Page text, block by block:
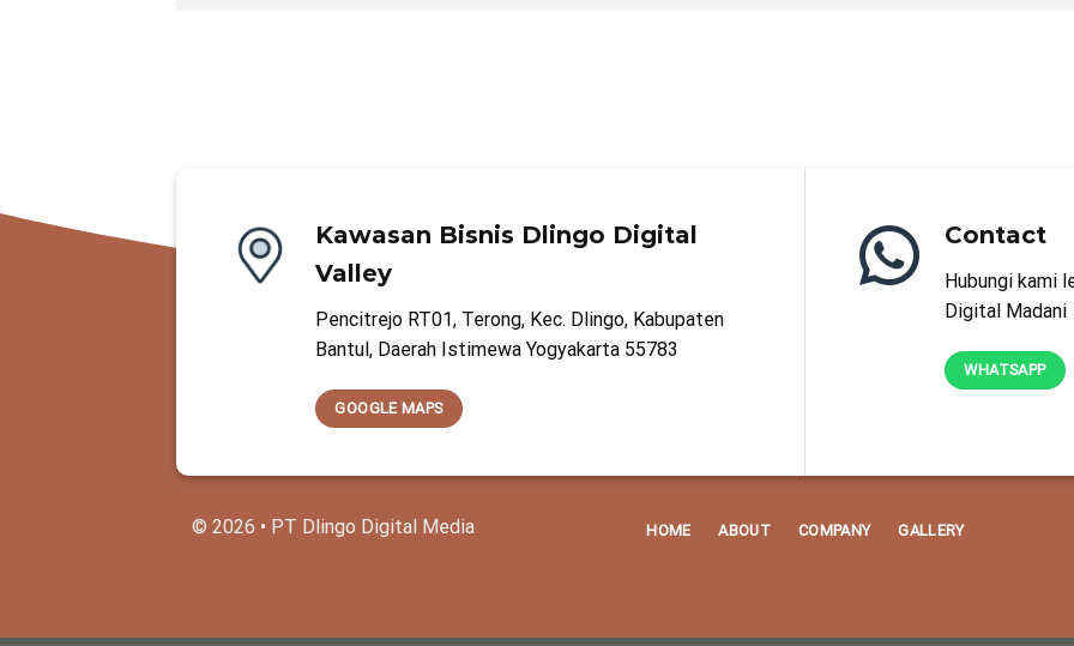
Kawasan Bisnis Dlingo Digital
Valley
Pencitrejo RT01, Terong, Kec. Dlingo, Kabupaten
Bantul, Daerah Istimewa Yogyakarta 55783
GOOGLE MAPS
Contact
Hubungi kami
Digital Madani
WHATSAPP
© 2026 • PT Dlingo Digital Media HOME ABOUT COMPANY GALLERY